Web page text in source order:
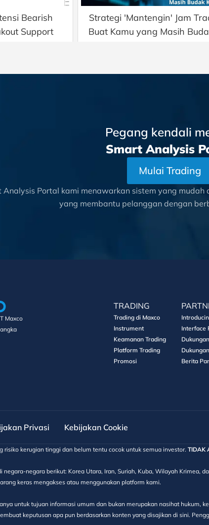
Bearish
Support
Strategi 'Mantengin' Jam
Buat Kamu yang Masih
Pegang kendali
Smart Analysis
Mulai Trading
Analysis Portal kami menawarkan sistem yang
yang membantu pelanggan dengan
Maxco
TRADING
Trading di Maxco
Instrument
Keamanan Trading
Platform Trading
Promosi
Interface
Berita
Privasi Kebijakan Cookie
risiko kerugian tinggi dan belum tentu cocok untuk semua investor. TIDAK
negara-negara berikut: Korea Utara, Iran, Suriah, Kuba, Wilayah Krimea,
keras mengakses atau menggunakan platform kami.
untuk tujuan informasi umum dan bukan merupakan nasihat hukum,
keputusan apa pun berdasarkan konten yang disajikan di sini.